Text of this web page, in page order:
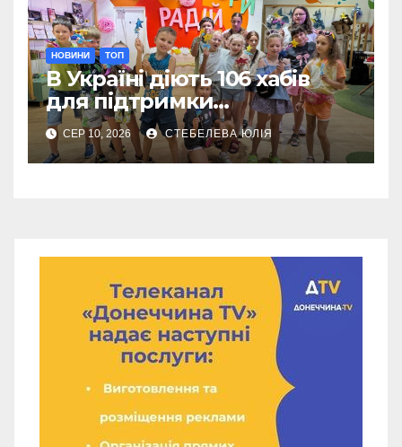
НОВИНИ ТОП
В Україні діють 106 хабів
для підтримки
переселенців із Донеччини
СЕР 10, 2026 СТЕБЕЛЕВА ЮЛІЯ